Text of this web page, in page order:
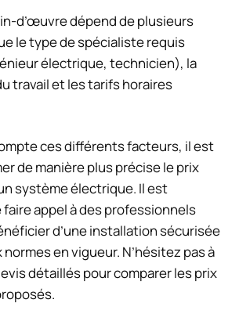
d’œuvre dépend de plusieurs
le type de spécialiste requis
électrique, technicien), la
travail et les tarifs horaires
ces différents facteurs, il est
de manière plus précise le prix
système électrique. Il est
faire appel à des professionnels
d’une installation sécurisée
en vigueur. N’hésitez pas à
détaillés pour comparer les prix